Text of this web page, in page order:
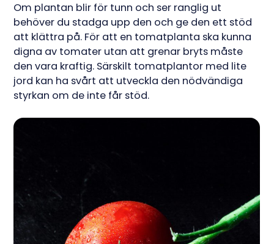
Om plantan blir för tunn och ser ranglig ut
behöver du stadga upp den och ge den ett stöd
att klättra på. För att en tomatplanta ska kunna
digna av tomater utan att grenar bryts måste
den vara kraftig. Särskilt tomatplantor med lite
jord kan ha svårt att utveckla den nödvändiga
styrkan om de inte får stöd.